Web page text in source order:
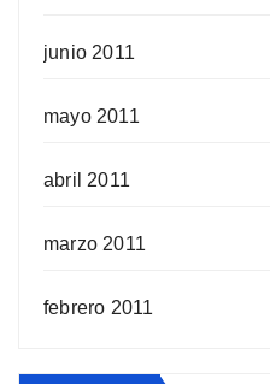
junio 2011
mayo 2011
abril 2011
marzo 2011
febrero 2011